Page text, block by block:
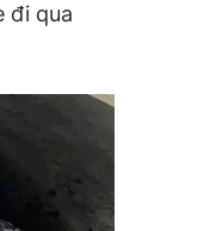
đi qua